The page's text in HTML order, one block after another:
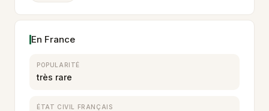
En France
POPULARITÉ
très rare
ÉTAT CIVIL FRANÇAIS